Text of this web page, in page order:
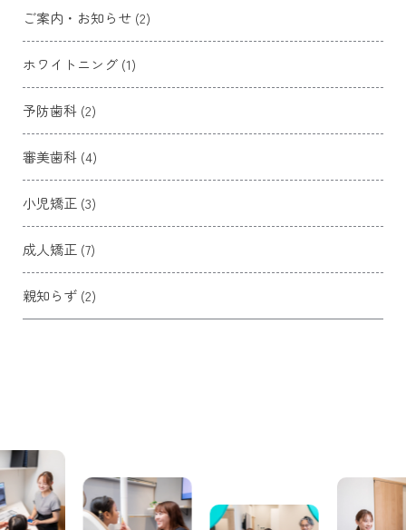
ご案内・お知らせ (2)
ホワイトニング (1)
予防歯科 (2)
審美歯科 (4)
小児矯正 (3)
成人矯正 (7)
親知らず (2)